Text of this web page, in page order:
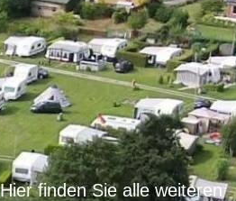
finden Sie alle weiteren